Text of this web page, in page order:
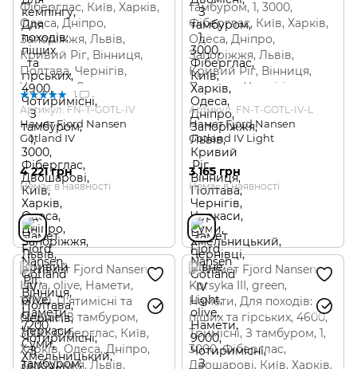
1
Артикул: FN-T-GOTL-IV
Намет Fjord Nansen
Gotland IV
4 221 грн
Немає в наявності
Артикул: FN-T-GOTL-IV-L
Намет Fjord Nansen
Gotland IV Light
3 165 грн
Немає в наявності